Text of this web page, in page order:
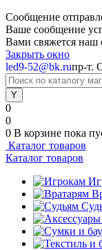
Сообщение
Ваше сообщение
Вами свяжется наш
Закрыть окно
led9-52@bk.ruпр-т.
0
0
0 В корзине пока
Каталог товаров
Каталог товаров